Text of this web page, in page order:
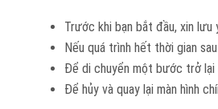
Trước khi bạn bắt đầu, xin lưu
Nếu quá trình hết thời gian
Để di chuyển một bước trở lại
Để hủy và quay lại màn hình